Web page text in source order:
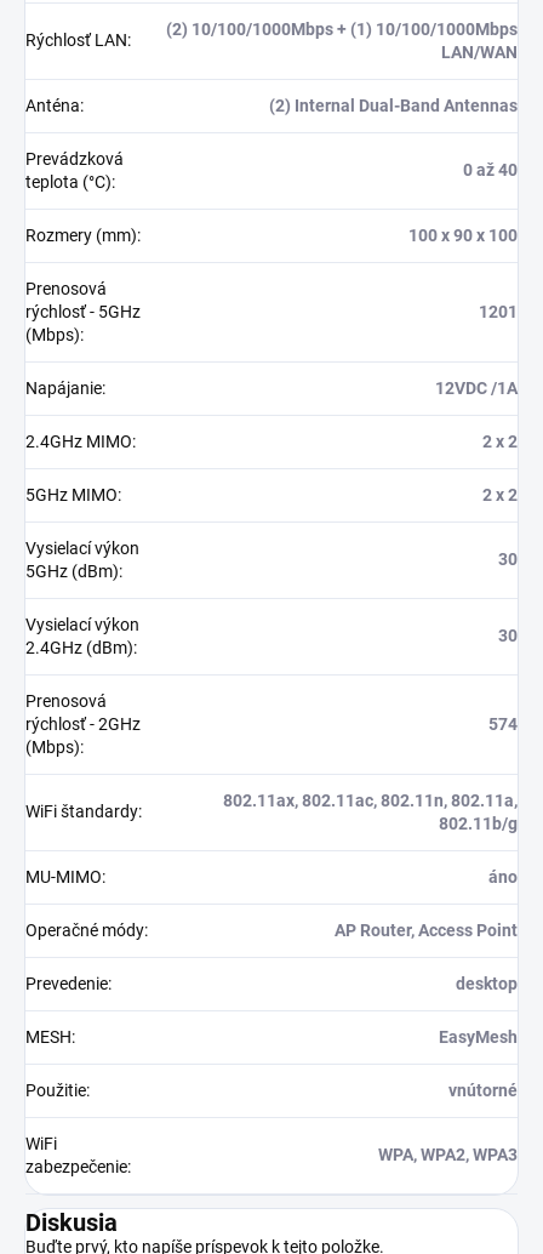
Rýchlosť LAN:
(2) 10/100/1000Mbps + (1) 10/100/1000Mbps
LAN/WAN
Anténa: (2) Internal Dual-Band Antennas
Prevádzková
teplota (°C):
0 až 40
Rozmery (mm): 100 x 90 x 100
Prenosová
rýchlosť - 5GHz
(Mbps):
1201
Napájanie: 12VDC /1A
2.4GHz MIMO: 2 x 2
5GHz MIMO: 2 x 2
Vysielací výkon
5GHz (dBm):
30
Vysielací výkon
2.4GHz (dBm):
30
Prenosová
rýchlosť - 2GHz
(Mbps):
574
WiFi štandardy:
802.11ax, 802.11ac, 802.11n, 802.11a,
802.11b/g
MU-MIMO: áno
Operačné módy: AP Router, Access Point
Prevedenie: desktop
MESH: EasyMesh
Použitie: vnútorné
WiFi
zabezpečenie:
WPA, WPA2, WPA3
Diskusia
Buďte prvý, kto napíše príspevok k tejto položke.